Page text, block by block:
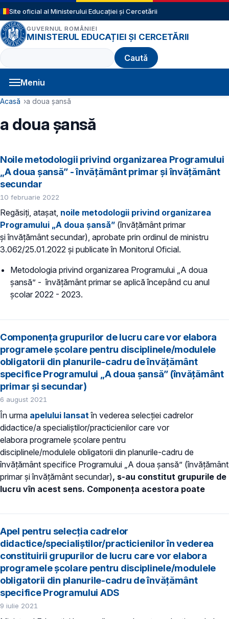
Sari la conținutul principal
Site oficial al Ministerului Educației și Cercetării
GUVERNUL ROMÂNIEI
MINISTERUL EDUCAȚIEI ȘI CERCETĂRII
Caută
Meniu
Navigație principală
Cale de navigare
Acasă a doua șansă
a doua șansă
Noile metodologii privind organizarea Programului
„A doua șansă” - învățământ primar și învățământ
secundar
10 februarie 2022
Regăsiți, atașat, noile metodologii privind organizarea
Programului „A doua șansă” (învățământ primar
și învățământ secundar), aprobate prin ordinul de ministru
3.062/25.01.2022 și publicate în Monitorul Oficial.
Metodologia privind organizarea Programului „A doua
șansă” - învățământ primar se aplică începând cu anul
școlar 2022 - 2023.
Componența grupurilor de lucru care vor elabora
programele şcolare pentru disciplinele/modulele
obligatorii din planurile-cadru de învățământ
specifice Programului „A doua șansă” (învățământ
primar și secundar)
6 august 2021
În urma apelului lansat în vederea selecției cadrelor
didactice/a specialiștilor/practicienilor care vor
elabora programele școlare pentru
disciplinele/modulele obligatorii din planurile-cadru de
învățământ specifice Programului „A doua șansă” (învățământ
primar și învățământ secundar), s-au constitut grupurile de
lucru vîn acest sens. Componența acestora poate
Apel pentru selecţia cadrelor
didactice/specialiștilor/practicienilor în vederea
constituirii grupurilor de lucru care vor elabora
programele şcolare pentru disciplinele/modulele
obligatorii din planurile-cadru de învăţământ
specifice Programului ADS
9 iulie 2021